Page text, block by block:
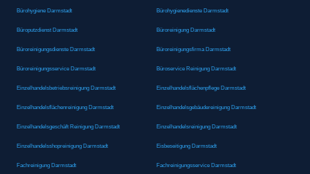
Bürohygiene Darmstadt Bürohygienedienste Darmstadt
Büroputzdienst Darmstadt Büroreinigung Darmstadt
Büroreinigungsdienste Darmstadt Büroreinigungsfirma Darmstadt
Büroreinigungsservice Darmstadt Büroservice Reinigung Darmstadt
Einzelhandelsbetriebsreinigung Darmstadt Einzelhandelsflächenpflege Darmstadt
Einzelhandelsflächenreinigung Darmstadt Einzelhandelsgebäudereinigung Darmstadt
Einzelhandelsgeschäft Reinigung Darmstadt Einzelhandelsreinigung Darmstadt
Einzelhandelsshopreinigung Darmstadt Eisbeseitigung Darmstadt
Fachreinigung Darmstadt Fachreinigungsservice Darmstadt